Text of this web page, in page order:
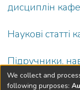
дисциплін
Наукові
Підручники,
ЕМ
We collect and
following purposes: